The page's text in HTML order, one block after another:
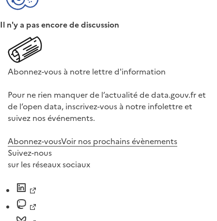
Il n'y a pas encore de discussion
Abonnez-vous à notre lettre d'information
Pour ne rien manquer de l’actualité de data.gouv.fr et
de l’open data, inscrivez-vous à notre infolettre et
suivez nos événements.
Abonnez-vousVoir nos prochains évènements
Suivez-nous
sur les réseaux sociaux